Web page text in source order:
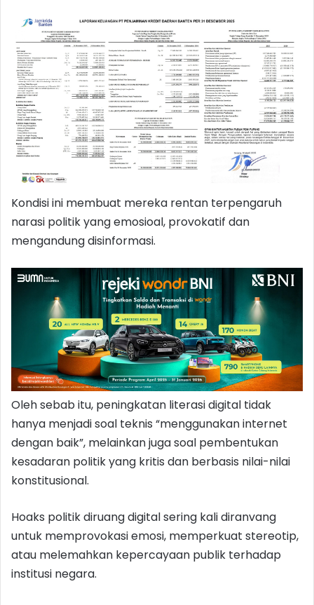
Kondisi ini membuat mereka rentan terpengaruh
narasi politik yang emosioal, provokatif dan
mengandung disinformasi.
Oleh sebab itu, peningkatan literasi digital tidak
hanya menjadi soal teknis “menggunakan internet
dengan baik”, melainkan juga soal pembentukan
kesadaran politik yang kritis dan berbasis nilai-nilai
konstitusional.
Hoaks politik diruang digital sering kali diranvang
untuk memprovokasi emosi, memperkuat stereotip,
atau melemahkan kepercayaan publik terhadap
institusi negara.